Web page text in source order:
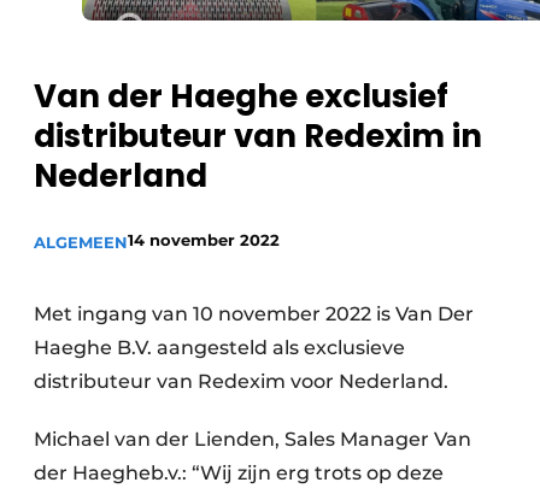
Groen in de zorg
Meest gelezen
Nieuwsbrief
Podcasts
Vacatures
Video’s
Van der Haeghe exclusief
distributeur van Redexim in
Nederland
ALGEMEEN14 november 2022
Met ingang van 10 november 2022 is Van Der
Haeghe B.V. aangesteld als exclusieve
distributeur van Redexim voor Nederland.
Michael van der Lienden, Sales Manager Van
der Haegheb.v.: “Wij zijn erg trots op deze